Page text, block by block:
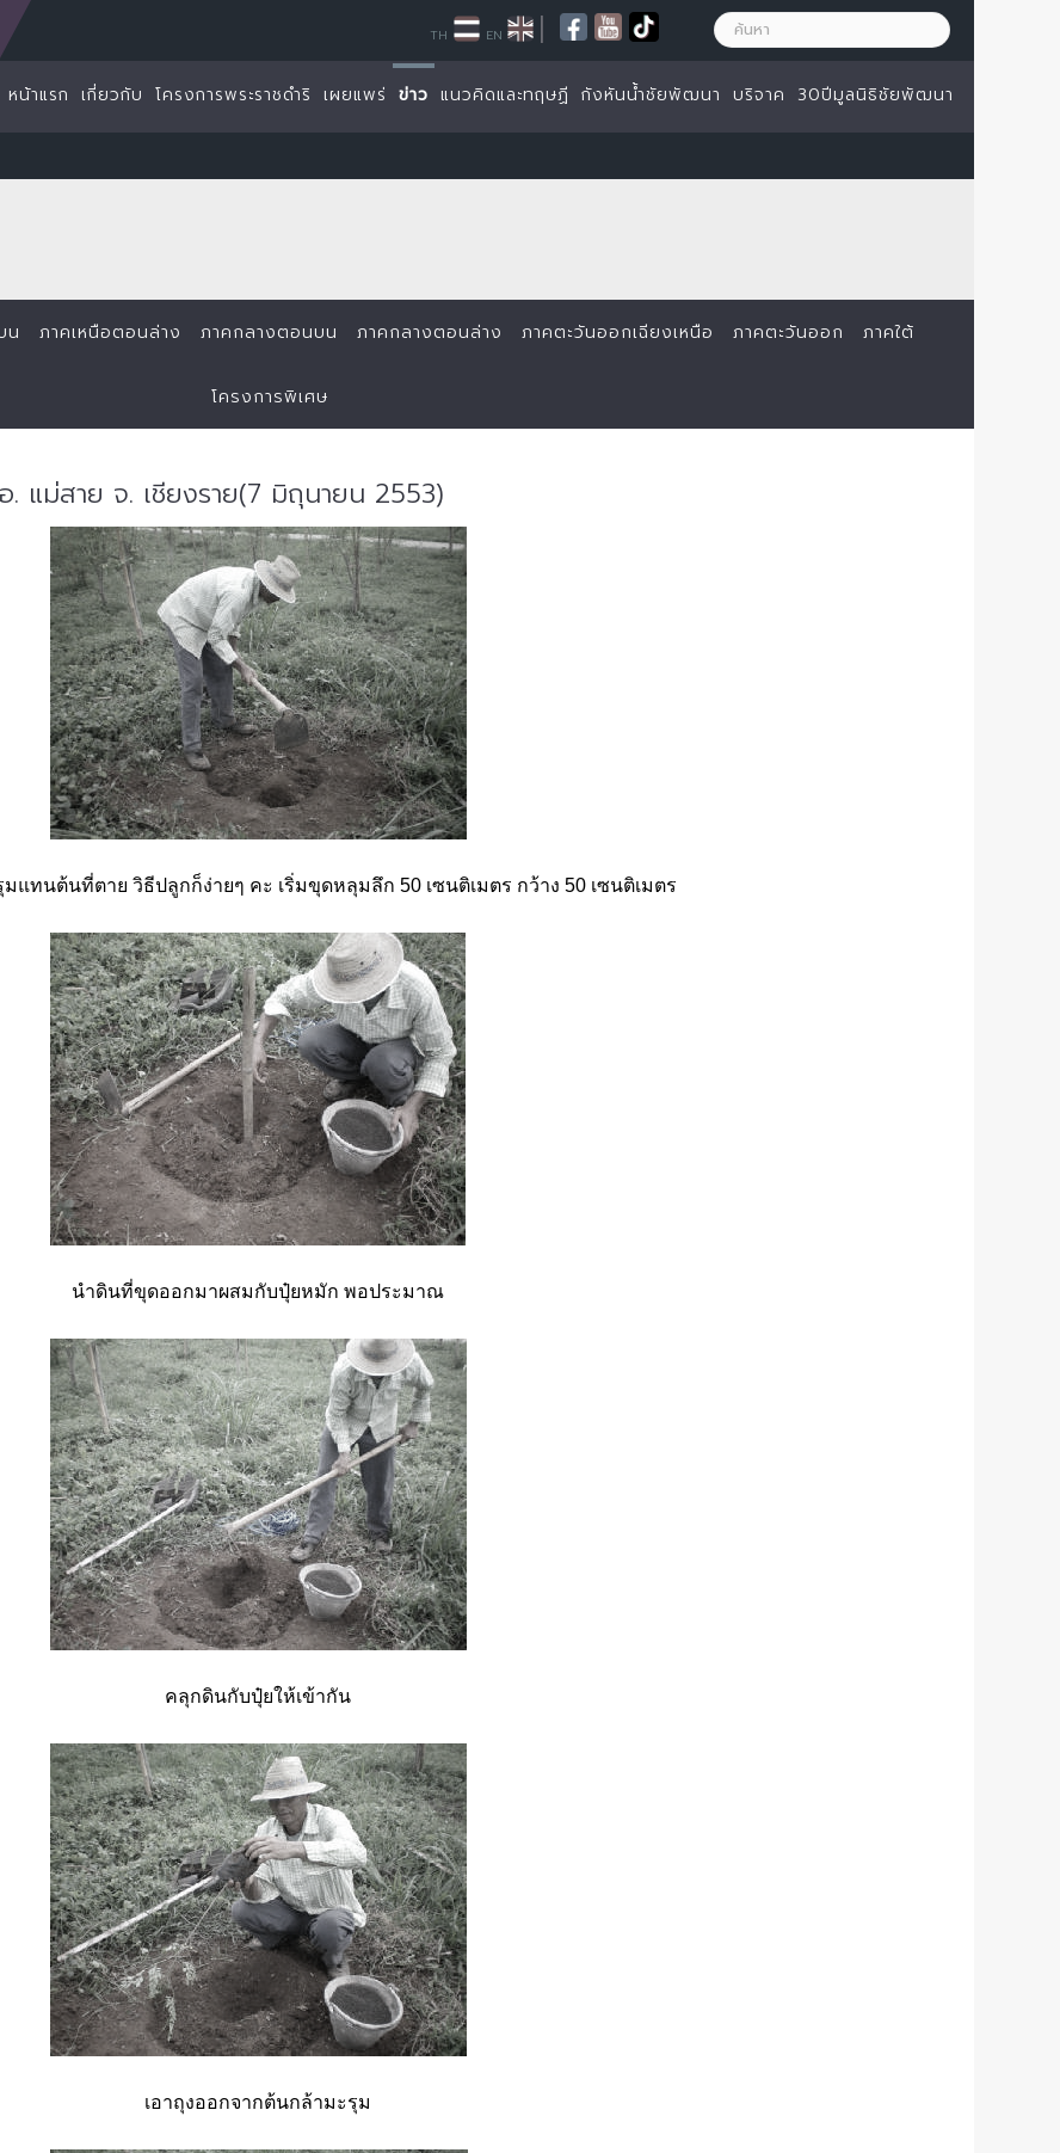
หน้าแรก เกี่ยวกับ โครงการพระราชดำริ เผยแพร่ ข่าว แนวคิดและทฤษฏี กังหันน้ำชัยพัฒนา บริจาค 30ปีมูลนิธิชัยพัฒนา
TH EN |
น ภาคเหนือตอนล่าง ภาคกลางตอนบน ภาคกลางตอนล่าง ภาคตะวันออกเฉียงเหนือ ภาคตะวันออก ภาคใต้
โครงการพิเศษ
ม่สาย จ. เชียงราย(7 มิถุนายน 2553)
แทนต้นที่ตาย วิธีปลูกก็ง่ายๆ คะ เริ่มขุดหลุมลึก 50 เซนติเมตร กว้าง 50 เซนติเมตร
นำดินที่ขุดออกมาผสมกับปุ๋ยหมัก พอประมาณ
คลุกดินกับปุ๋ยให้เข้ากัน
เอาถุงออกจากต้นกล้ามะรุม